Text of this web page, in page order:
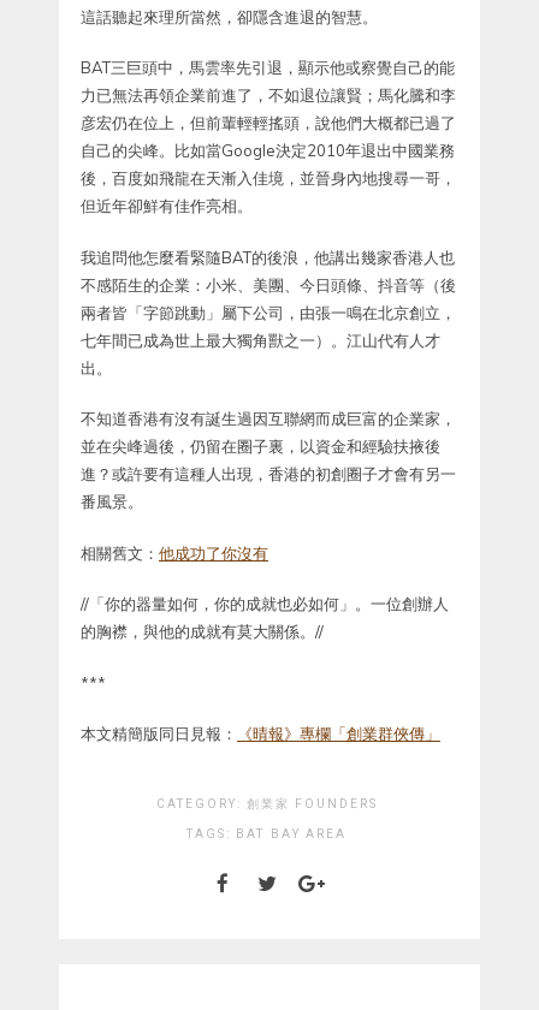
這話聽起來理所當然，卻隱含進退的智慧。
BAT三巨頭中，馬雲率先引退，顯示他或察覺自己的能
力已無法再領企業前進了，不如退位讓賢；馬化騰和李
彦宏仍在位上，但前輩輕輕搖頭，說他們大概都已過了
自己的尖峰。比如當Google決定2010年退出中國業務
後，百度如飛龍在天漸入佳境，並晉身內地搜尋一哥，
但近年卻鮮有佳作亮相。
我追問他怎麼看緊隨BAT的後浪，他講出幾家香港人也
不感陌生的企業：小米、美團、今日頭條、抖音等（後
兩者皆「字節跳動」屬下公司，由張一鳴在北京創立，
七年間已成為世上最大獨角獸之一）。江山代有人才
出。
不知道香港有沒有誕生過因互聯網而成巨富的企業家，
並在尖峰過後，仍留在圈子裏，以資金和經驗扶掖後
進？或許要有這種人出現，香港的初創圈子才會有另一
番風景。
相關舊文： 他成功了你沒有
//「你的器量如何，你的成就也必如何」。一位創辦人
的胸襟，與他的成就有莫大關係。//
***
本文精簡版同日見報： 《晴報》專欄「創業群俠傳」
CATEGORY: 創業家 FOUNDERS
TAGS: BAT BAY AREA